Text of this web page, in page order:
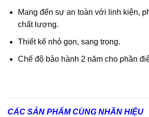
Mang đến sự an toàn với linh kiện,
chất lượng.
Thiết kế nhỏ gọn, sang trọng.
Chế độ bảo hành 2 năm cho phần
CÁC SẢN PHẨM CÙNG NHÃN HIỆU